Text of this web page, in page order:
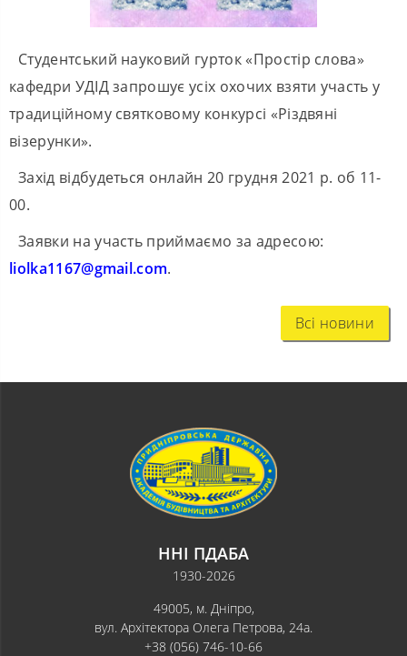
Студентський науковий гурток «Простір слова»
кафедри УДІД запрошує усіх охочих взяти участь у
традиційному святковому конкурсі «Різдвяні
візерунки».
Захід відбудеться онлайн 20 грудня 2021 р. об 11-
00.
Заявки на участь приймаємо за адресою:
liolka1167@gmail.com.
Всі новини
ННІ ПДАБА
1930-2026
49005, м. Дніпро,
вул. Архітектора Олега Петрова, 24а.
+38 (056) 746-10-66